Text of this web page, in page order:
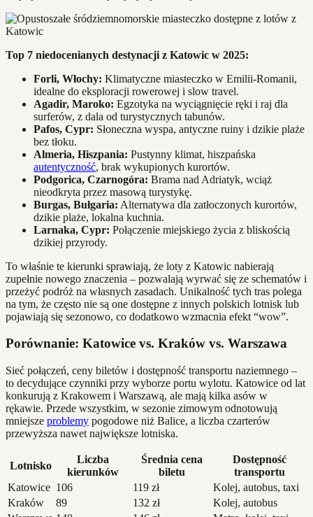
Top 7 niedocenianych destynacji z Katowic w 2025:
Forli, Włochy: Klimatyczne miasteczko w Emilii-Romanii,
idealne do eksploracji rowerowej i slow travel.
Agadir, Maroko: Egzotyka na wyciągnięcie ręki i raj dla
surferów, z dala od turystycznych tabunów.
Pafos, Cypr: Słoneczna wyspa, antyczne ruiny i dzikie plaże
bez tłoku.
Almeria, Hiszpania: Pustynny klimat, hiszpańska
autentyczność, brak wykupionych kurortów.
Podgorica, Czarnogóra: Brama nad Adriatyk, wciąż
nieodkryta przez masową turystykę.
Burgas, Bułgaria: Alternatywa dla zatłoczonych kurortów,
dzikie plaże, lokalna kuchnia.
Larnaka, Cypr: Połączenie miejskiego życia z bliskością
dzikiej przyrody.
To właśnie te kierunki sprawiają, że loty z Katowic nabierają
zupełnie nowego znaczenia – pozwalają wyrwać się ze schematów i
przeżyć podróż na własnych zasadach. Unikalność tych tras polega
na tym, że często nie są one dostępne z innych polskich lotnisk lub
pojawiają się sezonowo, co dodatkowo wzmacnia efekt “wow”.
Porównanie: Katowice vs. Kraków vs. Warszawa
Sieć połączeń, ceny biletów i dostępność transportu naziemnego –
to decydujące czynniki przy wyborze portu wylotu. Katowice od lat
konkurują z Krakowem i Warszawą, ale mają kilka asów w
rękawie. Przede wszystkim, w sezonie zimowym odnotowują
mniejsze problemy pogodowe niż Balice, a liczba czarterów
przewyższa nawet największe lotniska.
Lotnisko
Liczba
kierunków
Średnia cena
biletu
Dostępność
transportu
Katowice 106 119 zł
Kolej, autobus, taxi
Kraków
89 132 zł
Kolej, autobus